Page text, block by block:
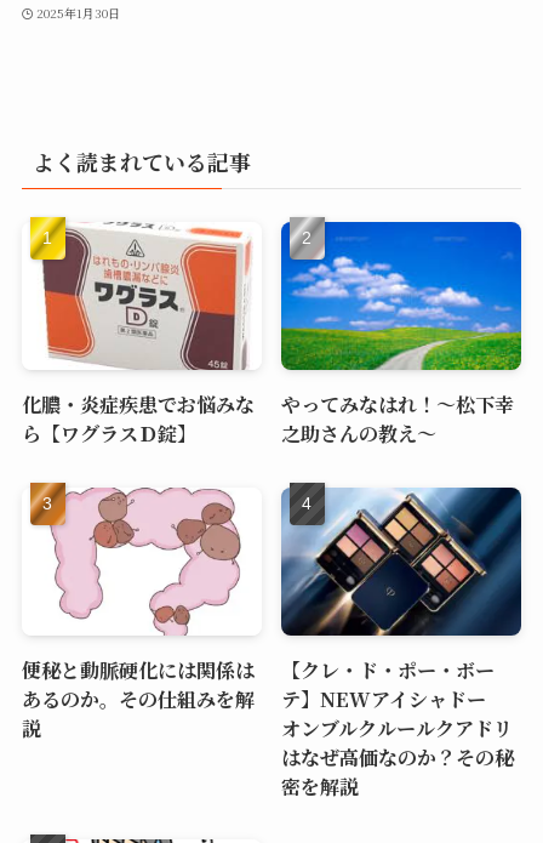
2025年1月30日
よく読まれている記事
化膿・炎症疾患でお悩みな
ら【ワグラスＤ錠】
やってみなはれ！～松下幸
之助さんの教え～
便秘と動脈硬化には関係は
あるのか。その仕組みを解
説
【クレ・ド・ポー・ボー
テ】NEWアイシャドー
オンブルクルールクアドリ
はなぜ高価なのか？その秘
密を解説